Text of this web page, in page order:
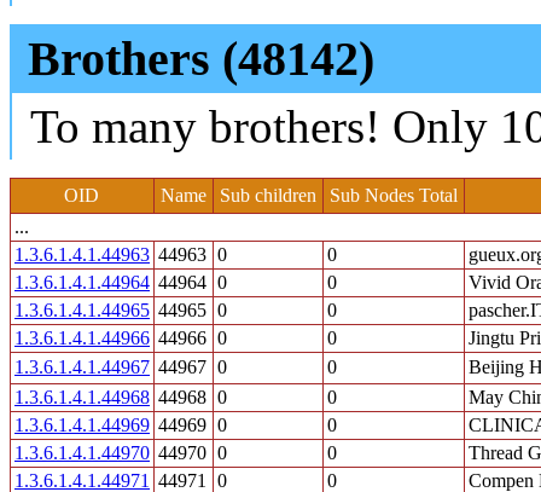
Brothers (48142)
To many brothers! Only
OID Name Sub children
Sub Nodes Total
...
1.3.6.1.4.1.44963 44963 0 0
1.3.6.1.4.1.44964 44964 0 0
Vivid
1.3.6.1.4.1.44965 44965 0 0
1.3.6.1.4.1.44966 44966 0 0
Jingtu
1.3.6.1.4.1.44967 44967 0 0
Beijing
1.3.6.1.4.1.44968 44968 0 0
May
1.3.6.1.4.1.44969 44969 0 0
1.3.6.1.4.1.44970 44970 0 0
Thread
1.3.6.1.4.1.44971 44971 0 0
Compen